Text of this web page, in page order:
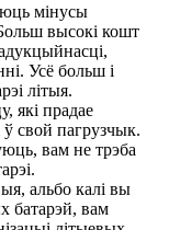
мінусы
высокі кошт
Усё больш і
літыя.
які прадае
ў свой пагрузчык.
вам не трэба
альбо калі вы
батарэй, вам